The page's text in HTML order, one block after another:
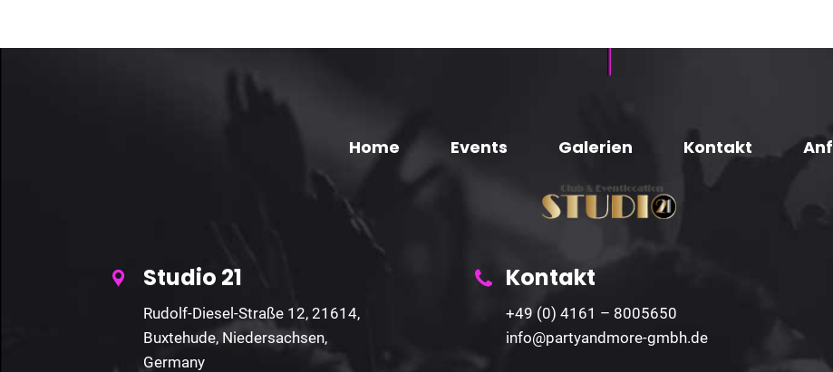
Home Events Galerien Kontakt
Studio 21
Rudolf-Diesel-Straße 12, 21614,
Buxtehude, Niedersachsen,
Germany
Kontakt
+49 (0) 4161 – 8005650
info@partyandmore-gmbh.de